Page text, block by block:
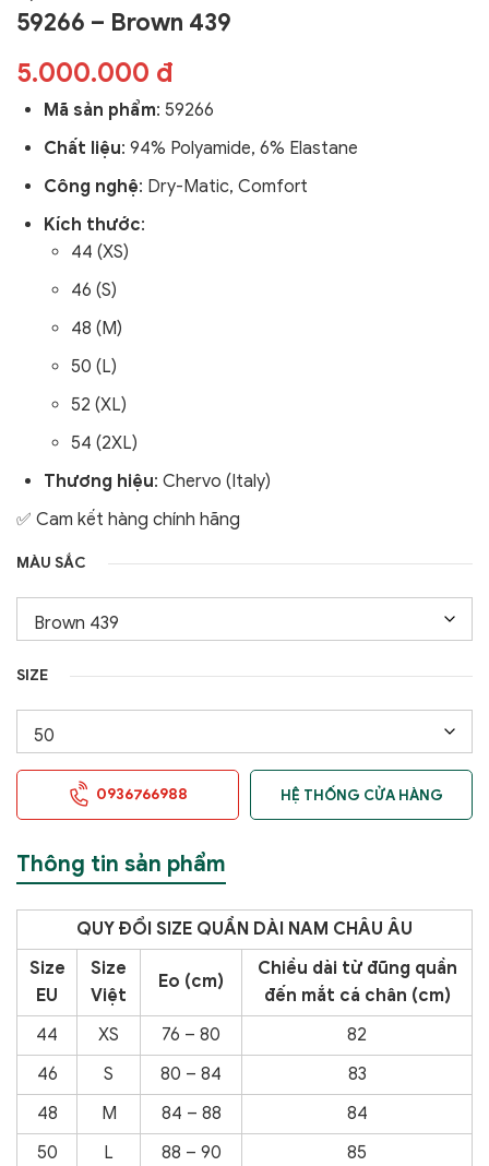
59266 – Brown 439
5.000.000 đ
Mã sản phẩm: 59266
Chất liệu: 94% Polyamide, 6% Elastane
Công nghệ: Dry-Matic, Comfort
Kích thước:
44 (XS)
46 (S)
48 (M)
50 (L)
52 (XL)
54 (2XL)
Thương hiệu: Chervo (Italy)
✅ Cam kết hàng chính hãng
MÀU SẮC
SIZE
0936766988 HỆ THỐNG CỬA HÀNG
Thông tin sản phẩm
QUY ĐỔI SIZE QUẦN DÀI NAM CHÂU ÂU
Size
EU
Size
Việt
Eo (cm)
Chiều dài từ đũng quần
đến mắt cá chân (cm)
44
XS 76 – 80
82
46
S 80 – 84
83
48
M 84 – 88
84
50
L 88 – 90
85